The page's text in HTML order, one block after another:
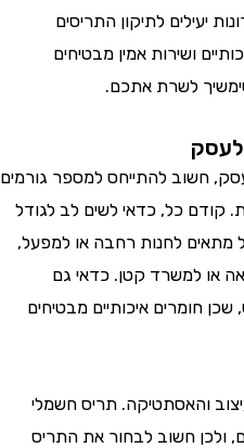
לתיקון התריסים
אמין מבטיחים
לשרת אתכם.
להתייחס למספר גורמים
כל, כדאי לשים לב לגודל
לחנות רחבה או למפעל,
למשרד קטן. כדאי גם
איכותיים מבטיחים
תריס חשמלי
חשוב לבחור את התריס